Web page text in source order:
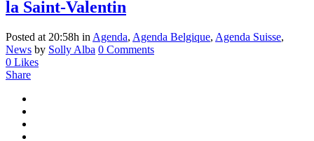
la Saint-Valentin
Posted at 20:58h in Agenda, Agenda Belgique, Agenda Suisse,
News by Solly Alba 0 Comments
0 Likes
Share